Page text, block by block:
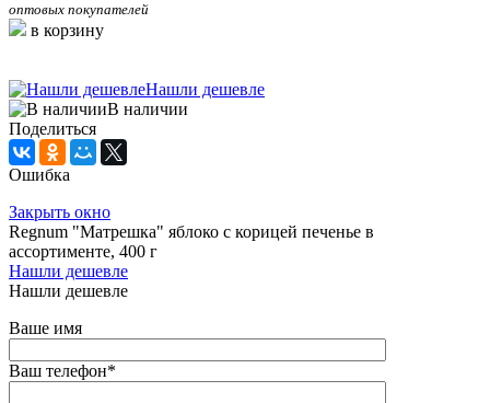
оптовых покупателей
в корзину
Нашли дешевле
В наличии
Поделиться
Ошибка
Закрыть окно
Regnum "Матрешка" яблоко с корицей печенье в
ассортименте, 400 г
Нашли дешевле
Нашли дешевле
Ваше имя
Ваш телефон*